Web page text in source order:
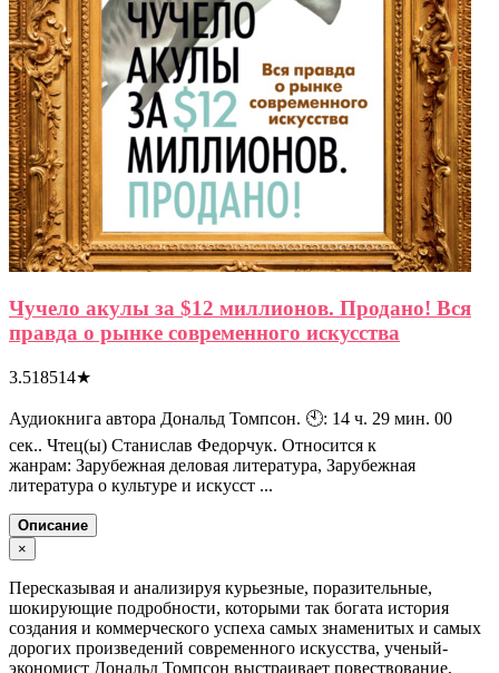
Чучело акулы за $12 миллионов. Продано! Вся
правда о рынке современного искусства
3.518514★
Аудиокнига автора Дональд Томпсон. 🕙: 14 ч. 29 мин. 00
сек.. Чтец(ы) Станислав Федорчук. Относится к
жанрам: Зарубежная деловая литература, Зарубежная
литература о культуре и искусст ...
Описание
×
Пересказывая и анализируя курьезные, поразительные,
шокирующие подробности, которыми так богата история
создания и коммерческого успеха самых знаменитых и самых
дорогих произведений современного искусства, ученый-
экономист Дональд Томпсон выстраивает повествование,